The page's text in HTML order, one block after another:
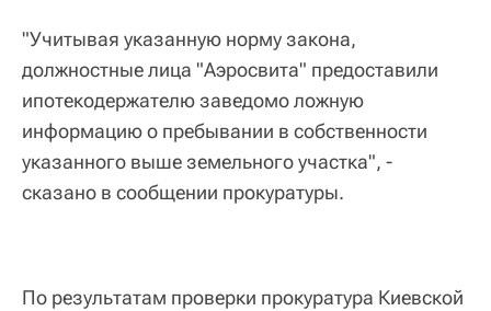
"Учитывая указанную норму закона,
должностные лица "Аэросвита" предоставили
ипотекодержателю заведомо ложную
информацию о пребывании в собственности
указанного выше земельного участка", -
сказано в сообщении прокуратуры.
По результатам проверки прокуратура Киевской